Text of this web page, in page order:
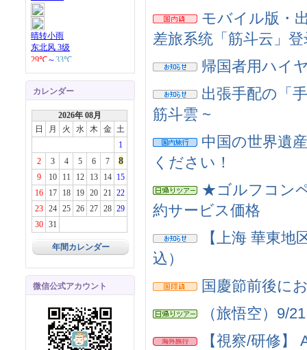
カレンダー
2026年 08月
日
月 火 水 木 金 土
1
2
3 4 5 6 7 8
9 10 11 12 13 14
15
16
17 18 19 20 21 22
23
24 25 26 27 28 29
30
31
年間カレンダー
微信公式アカウント
モバイル版・
差旅系统「筋斗云」
帰国者用ハイ
出張手配の「
筋斗雲 ~
中国の世界遺
ください！
★ゴルフコン
約サービス価格
【上海 華東
込）
国慶節前後に
（旅悟空）9/
【視察/研修